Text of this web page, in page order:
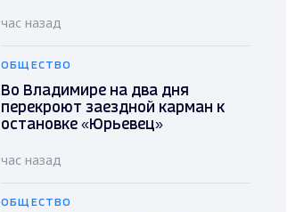
час назад
ОБЩЕСТВО
Во Владимире на два дня
перекроют заездной карман к
остановке «Юрьевец»
час назад
ОБЩЕСТВО